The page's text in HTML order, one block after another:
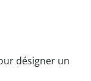
désigner un